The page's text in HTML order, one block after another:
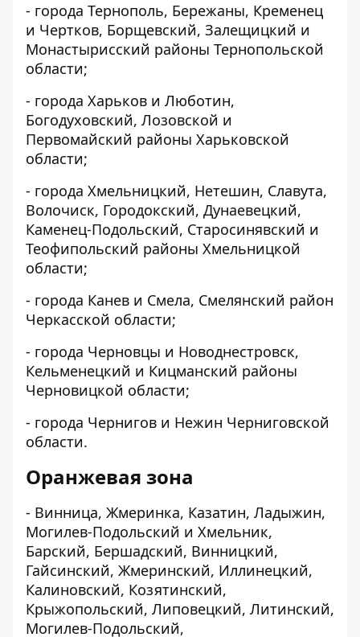
- города Тернополь, Бережаны, Кременец
и Чертков, Борщевский, Залещицкий и
Монастырисский районы Тернопольской
области;
- города Харьков и Люботин,
Богодуховский, Лозовской и
Первомайский районы Харьковской
области;
- города Хмельницкий, Нетешин, Славута,
Волочиск, Городокский, Дунаевецкий,
Каменец-Подольский, Старосинявский и
Теофипольский районы Хмельницкой
области;
- города Канев и Смела, Смелянский район
Черкасской области;
- города Черновцы и Новоднестровск,
Кельменецкий и Кицманский районы
Черновицкой области;
- города Чернигов и Нежин Черниговской
области.
Оранжевая зона
- Винница, Жмеринка, Казатин, Ладыжин,
Могилев-Подольский и Хмельник,
Барский, Бершадский, Винницкий,
Гайсинский, Жмеринский, Иллинецкий,
Калиновский, Козятинский,
Крыжопольский, Липовецкий, Литинский,
Могилев-Подольский,